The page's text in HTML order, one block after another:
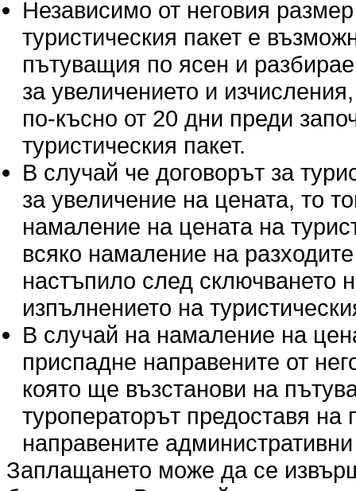
Независимо от неговия
туристическия пакет е
пътуващия по ясен и
за увеличението и
по-късно от 20 дни преди
туристическия пакет.
В случай че договорът за
за увеличение на цената, то
намаление на цената на
всяко намаление на
настъпило след сключването
изпълнението на
В случай на намаление на
приспадне направените от
която ще възстанови на
туроператорът предоставя на
направените
Заплащането може да се